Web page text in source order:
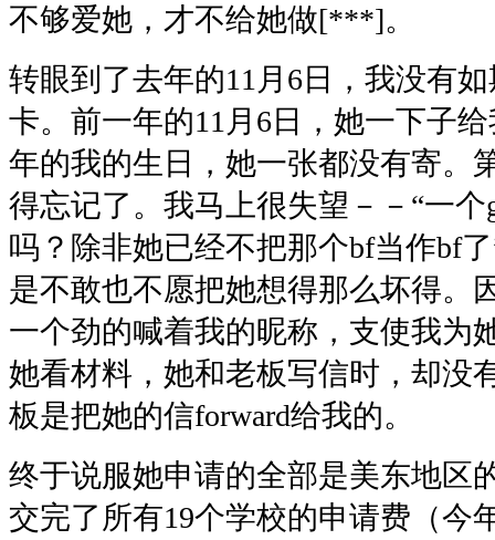
不够爱她，才不给她做[***]。
转眼到了去年的11月6日，我没有
卡。前一年的11月6日，她一下子
年的我的生日，她一张都没有寄。
得忘记了。我马上很失望－－“一
吗？除非她已经不把那个bf当作bf
是不敢也不愿把她想得那么坏得。
一个劲的喊着我的昵称，支使我为
她看材料，她和老板写信时，却没
板是把她的信forward给我的。
终于说服她申请的全部是美东地区
交完了所有19个学校的申请费（今